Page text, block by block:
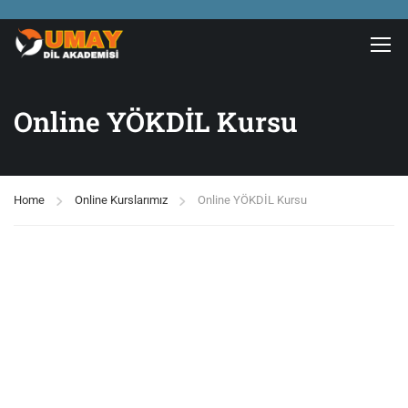
Online YÖKDİL Kursu
Home Online Kurslarımız Online YÖKDİL Kursu